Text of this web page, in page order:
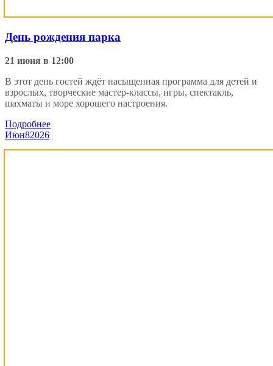
День рождения парка
21 июня в 12:00
В этот день гостей ждёт насыщенная программа для детей и
взрослых, творческие мастер-классы, игры, спектакль,
шахматы и море хорошего настроения.
Подробнее
Июн82026